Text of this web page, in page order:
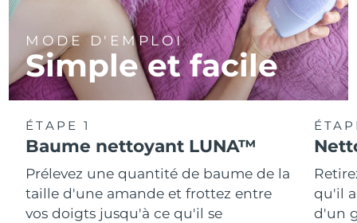
MODE D'EMPLOI
Simple et facile
ÉTAPE 1
Baume nettoyant LUNA™
Prélevez une quantité de baume de la
taille d'une amande et frottez entre
vos doigts jusqu'à ce qu'il se
qu'il
d'un